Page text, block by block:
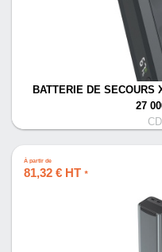
BATTERIE DE SECOURS
27
À partir de
81,32 € HT *